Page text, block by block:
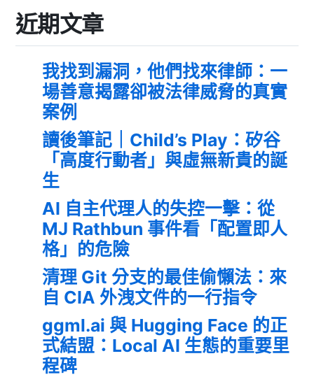
近期文章
我找到漏洞，他們找來律師：一
場善意揭露卻被法律威脅的真實
案例
讀後筆記｜Child’s Play：矽谷
「高度行動者」與虛無新貴的誕
生
AI 自主代理人的失控一擊：從
MJ Rathbun 事件看「配置即人
格」的危險
清理 Git 分支的最佳偷懶法：來
自 CIA 外洩文件的一行指令
ggml.ai 與 Hugging Face 的正
式結盟：Local AI 生態的重要里
程碑